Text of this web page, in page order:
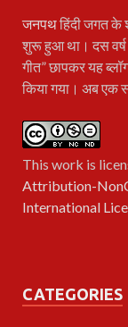
जनपथहिंदी जगत के
शुरू हुआ था। दस
गीत” छापकर यह
किया गया। अब एक
This work is
Attribution-
International
CATEGORIES